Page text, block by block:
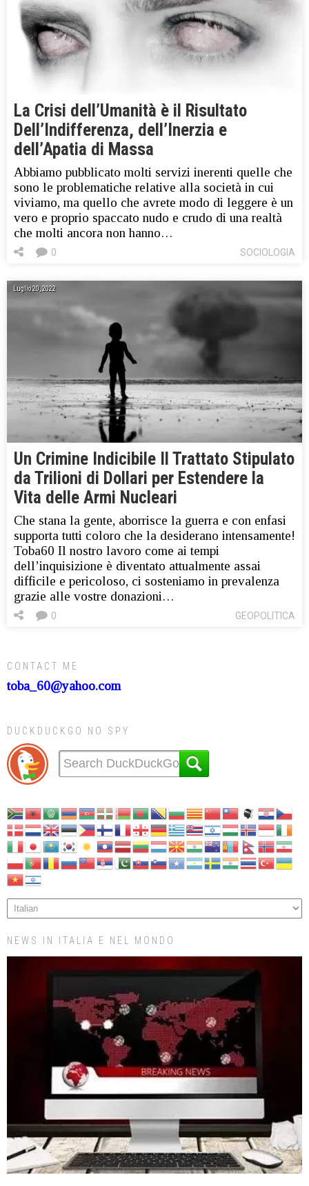
La Crisi dell’Umanità è il Risultato
Dell’Indifferenza, dell’Inerzia e
dell’Apatia di Massa
Abbiamo pubblicato molti servizi inerenti quelle che
sono le problematiche relative alla società in cui
viviamo, ma quello che avrete modo di leggere è un
vero e proprio spaccato nudo e crudo di una realtà
che molti ancora non hanno…
SOCIOLOGIA
0
Luglio 20, 2022
Un Crimine Indicibile Il Trattato Stipulato
da Trilioni di Dollari per Estendere la
Vita delle Armi Nucleari
Che stana la gente, aborrisce la guerra e con enfasi
supporta tutti coloro che la desiderano intensamente!
Toba60 Il nostro lavoro come ai tempi
dell’inquisizione è diventato attualmente assai
difficile e pericoloso, ci sosteniamo in prevalenza
grazie alle vostre donazioni…
GEOPOLITICA
0
CONTACT ME
toba_60@yahoo.com
DUCKDUCKGO NO SPY
NEWS IN ITALIA E NEL MONDO